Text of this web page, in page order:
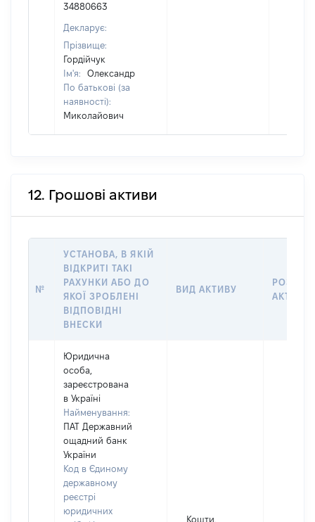
34880663
Декларує:
Прізвище:
Гордійчук
Ім'я:
Олександр
По батькові (за
наявності):
Миколайович
12. Грошові активи
№
УСТАНОВА, В ЯКІЙ
ВІДКРИТІ ТАКІ
РАХУНКИ АБО ДО
ЯКОЇ ЗРОБЛЕНІ
ВІДПОВІДНІ
ВНЕСКИ
ВИД АКТИВУ
РОЗМІР
АКТИВУ
Юридична
особа,
зареєстрована
в Україні
Найменування:
ПАТ Державний
ощадний банк
України
Код в Єдиному
державному
реєстрі
юридичних
Кошти,